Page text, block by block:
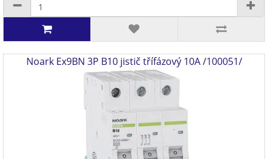
Noark Ex9BN 3P B10 jistič třífázový 10A /100051/